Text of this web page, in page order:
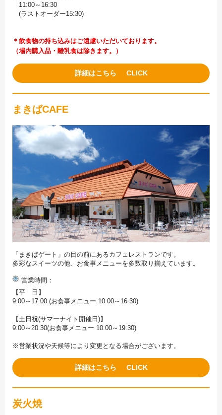
11:00～16:30
(ラストオーダー15:30)
＊飲食物の持ち込みはご遠慮いただいております。
（場内購入品・離乳食は除きます。）
詳細はこちら
まきばCAFE
「まきばゲート」の目の前にあるカフェレストランです。
多彩なスイーツの他、お食事メニューを多数取り揃えています。
営業時間
【平 日】
9:00～17:00 (お食事メニュー 10:00～16:30)
【土日祝(サマーナイト開催日)】
9:00～20:30(お食事メニュー 10:00～19:30)
※営業状況や天候等により変更となる場合がございます。
詳細はこちら
炭火焼